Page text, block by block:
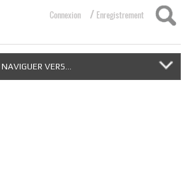
Connexion / Enregistrement
NAVIGUER VERS...